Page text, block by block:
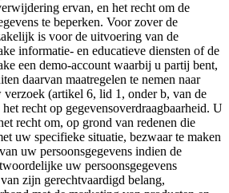
ervan, en het recht om de
te beperken. Voor zover de
is voor de uitvoering van de
informatie- en educatieve diensten of de
een demo-account waarbij u partij bent,
daarvan maatregelen te nemen naar
verzoek (artikel 6, lid 1, onder b, van de
recht op gegevensoverdraagbaarheid. U
recht om, op grond van redenen die
uw specifieke situatie, bezwaar te maken
uw persoonsgegevens indien de
uw persoonsgegevens
zijn gerechtvaardigd belang,